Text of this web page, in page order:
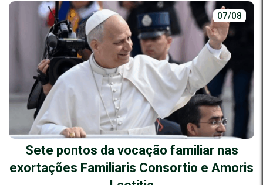
07/08
Sete pontos da vocação familiar nas
exortações Familiaris Consortio e Amoris